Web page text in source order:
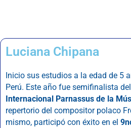
Luciana Chipana
Inicio sus estudios a la edad de 5
Perú. Este año fue semifinalista del
Internacional Parnassus de la
repertorio del compositor polaco
mismo, participó con éxito en el